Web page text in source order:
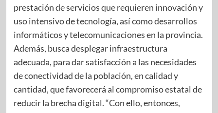
prestación de servicios que requieren innovación y
uso intensivo de tecnología, así como desarrollos
informáticos y telecomunicaciones en la provincia.
Además, busca desplegar infraestructura
adecuada, para dar satisfacción a las necesidades
de conectividad de la población, en calidad y
cantidad, que favorecerá al compromiso estatal de
reducir la brecha digital. “Con ello, entonces,